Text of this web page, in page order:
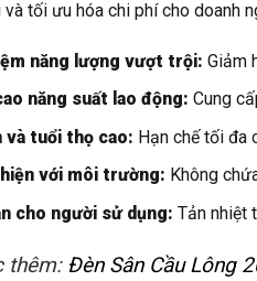
và tối ưu hóa chi phí cho doanh
năng lượng vượt trội: Giảm
năng suất lao động: Cung
và tuổi thọ cao: Hạn chế tối đa
với môi trường: Không
cho người sử dụng: Tản nhiệt
thêm: Đèn Sân Cầu Lông